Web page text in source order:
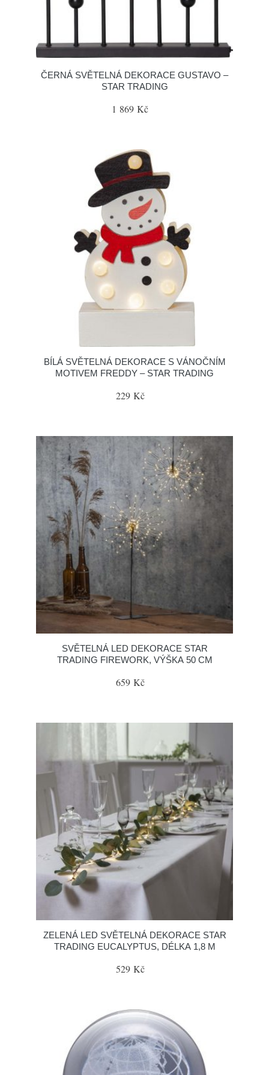
ČERNÁ SVĚTELNÁ DEKORACE GUSTAVO –
STAR TRADING
1 869 Kč
BÍLÁ SVĚTELNÁ DEKORACE S VÁNOČNÍM
MOTIVEM FREDDY – STAR TRADING
229 Kč
SVĚTELNÁ LED DEKORACE STAR
TRADING FIREWORK, VÝŠKA 50 CM
659 Kč
ZELENÁ LED SVĚTELNÁ DEKORACE STAR
TRADING EUCALYPTUS, DÉLKA 1,8 M
529 Kč